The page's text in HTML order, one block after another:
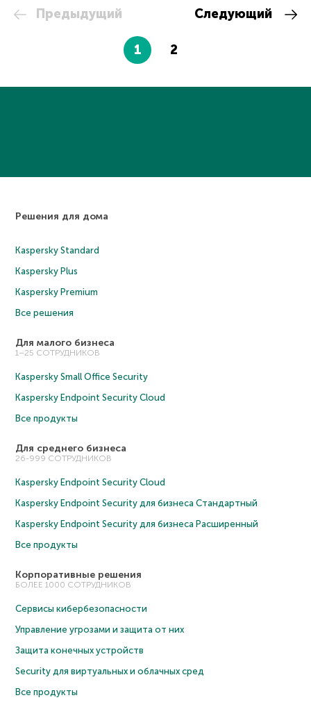
Предыдущий
1 2
Следующий
Решения для дома
Kaspersky Standard
Kaspersky Plus
Kaspersky Premium
Все решения
Для малого бизнеса
1–25 СОТРУДНИКОВ
Kaspersky Small Office Security
Kaspersky Endpoint Security Cloud
Все продукты
Для среднего бизнеса
26-999 СОТРУДНИКОВ
Kaspersky Endpoint Security Cloud
Kaspersky Endpoint Security для бизнеса Cтандартный
Kaspersky Endpoint Security для бизнеса Расширенный
Все продукты
Корпоративные решения
БОЛЕЕ 1000 СОТРУДНИКОВ
Сервисы кибербезопасности
Управление угрозами и защита от них
Защита конечных устройств
Security для виртуальных и облачных сред
Все продукты